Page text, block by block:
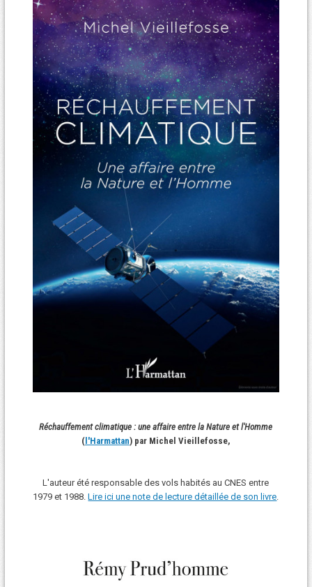
Réchauffement climatique : une affaire entre la Nature et l'Homme
(l'Harmattan) par Michel Vieillefosse,
L'auteur été responsable des vols habités au CNES entre
1979 et 1988.Lire ici une note de lecture détaillée de son livre.